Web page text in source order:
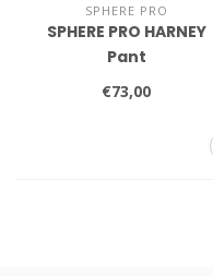
SPHERE PRO
SPHERE PRO HARNEY
Pant
€73,00